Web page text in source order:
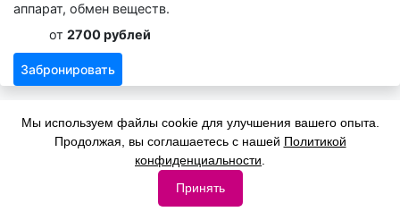
аппарат, обмен веществ.
от 2700 рублей
Забронировать
Санатории Марий Эл
Мы используем файлы cookie для улучшения вашего опыта.
Продолжая, вы соглашаетесь с нашей Политикой
конфиденциальности
Принять